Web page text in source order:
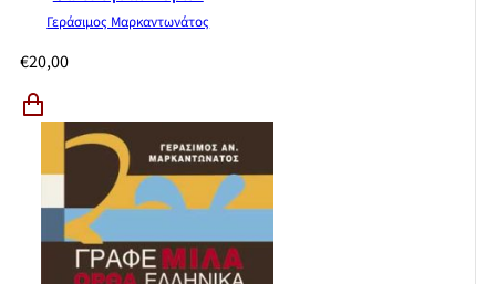
Γεράσιμος Μαρκαντωνάτος
€20,00